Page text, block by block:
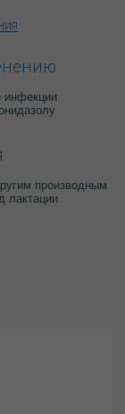
инфекции
производным
лактации